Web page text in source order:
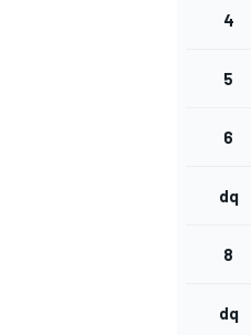
4
5
6
dq
8
dq